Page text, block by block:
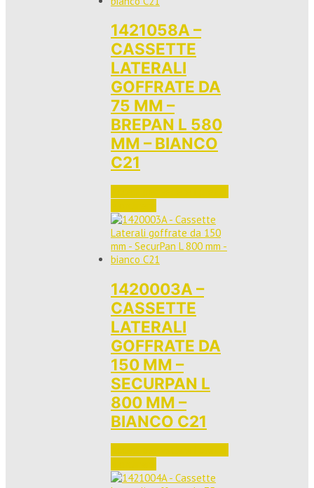
1421058A –
CASSETTE
LATERALI
GOFFRATE DA
75 MM –
BREPAN L 580
MM – BIANCO
C21
1420003A –
CASSETTE
LATERALI
GOFFRATE DA
150 MM –
SECURPAN L
800 MM –
BIANCO C21